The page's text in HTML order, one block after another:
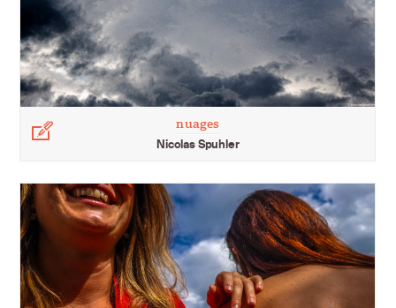
nuages
Nicolas Spuhler